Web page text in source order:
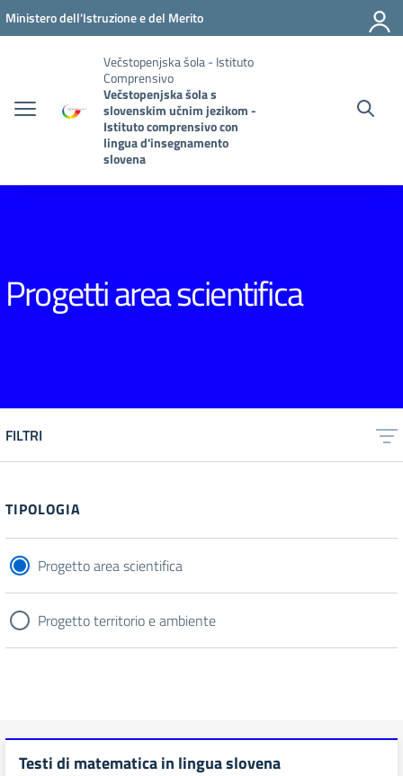
Vai ai contenuti
Vai al menu di navigazione
Vai al footer
Ministero dell'Istruzione e del Merito
Večstopenjska šola - Istituto
Comprensivo
Večstopenjska šola s
slovenskim učnim jezikom -
Istituto comprensivo con
lingua d'insegnamento
slovena
Progetti area scientifica
FILTRI
TIPOLOGIA
Progetto area scientifica
Progetto territorio e ambiente
Testi di matematica in lingua slovena